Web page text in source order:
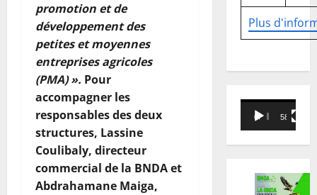
promotion et de
développement des
petites et moyennes
entreprises agricoles
(PMA) ». Pour
accompagner les
responsables des deux
structures, Lassine
Coulibaly, directeur
commercial de la BNDA et
Abdrahamane Maiga,
Plus
Lecteur
vidéo
00:00 58:18